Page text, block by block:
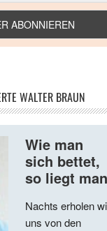
WALTER BRAUN
Wie man
sich bettet,
so liegt man
Nachts erholen
uns von den